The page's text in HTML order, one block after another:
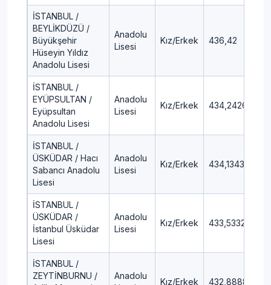
İSTANBUL /
BEYLİKDÜZÜ /
Büyükşehir
Hüseyin Yıldız
Anadolu Lisesi
Anadolu
Lisesi
Kız/Erkek 436,42
İSTANBUL /
EYÜPSULTAN /
Eyüpsultan
Anadolu Lisesi
Anadolu
Lisesi
Kız/Erkek 434,2426
İSTANBUL /
ÜSKÜDAR / Hacı
Sabancı Anadolu
Lisesi
Anadolu
Lisesi
Kız/Erkek 434,1343
İSTANBUL /
ÜSKÜDAR /
İstanbul Üsküdar
Lisesi
Anadolu
Lisesi
Kız/Erkek 433,5332
İSTANBUL /
ZEYTİNBURNU /
Anadolu
Kız/Erkek 432,8888